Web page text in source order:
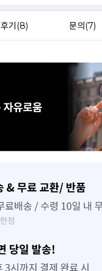
후기(8) 문의(7)